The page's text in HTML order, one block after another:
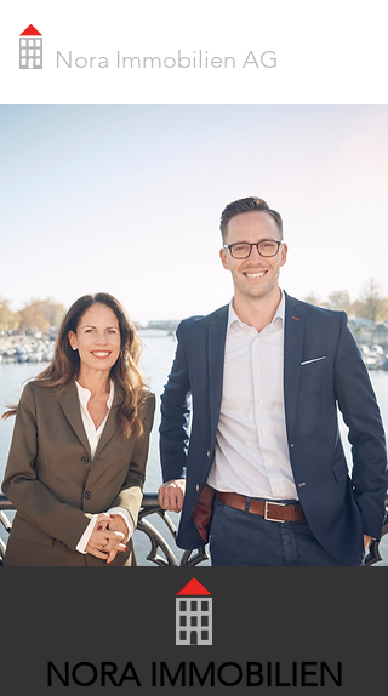
Nora Immobilien AG
NORA IMMOBILIEN